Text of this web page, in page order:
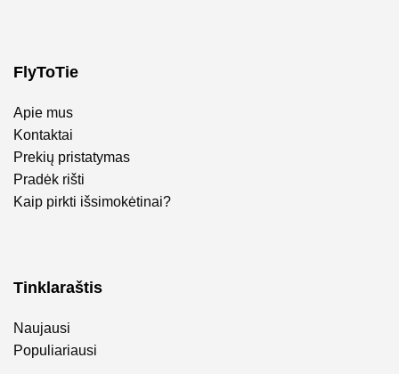
FlyToTie
Apie mus
Kontaktai
Prekių pristatymas
Pradėk rišti
Kaip pirkti išsimokėtinai?
Tinklaraštis
Naujausi
Populiariausi